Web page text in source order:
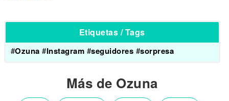
Etiquetas / Tags
#Ozuna #Instagram #seguidores #sorpresa
Más de Ozuna